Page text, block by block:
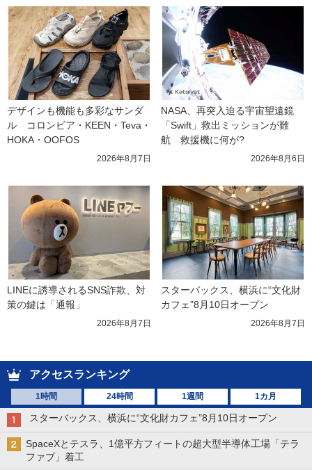
デザインも機能も多彩なサンダ
ル　コロンビア・KEEN・Teva・
HOKA・OOFOS
2026年8月7日
NASA、再突入迫る宇宙望遠鏡
「Swift」救出ミッションが難
航　救援機に何が?
2026年8月6日
LINEに誘導されるSNS詐欺、対
策の鍵は「通報」
2026年8月7日
スターバックス、横浜に“文化財
カフェ”8月10日オープン
2026年8月7日
アクセスランキング
1時間 24時間 1週間 1カ月
スターバックス、横浜に“文化財カフェ”8月10日オープン
SpaceXとテスラ、1億平方フィートの超大型半導体工場「テラ
ファブ」着工